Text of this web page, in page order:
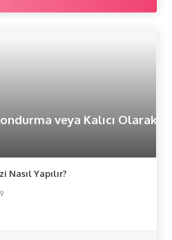
veya Kalıcı Olarak
Nasıl Yapılır?